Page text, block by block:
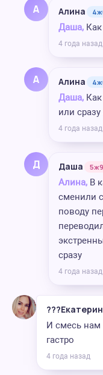
А Алина
Даша,
4 года назад
А Алина
Даша,
или
4 года назад
Д Даша
Алина, В
сменили
поводу
сразу
4 года назад
И смесь нам
гастро
4 года назад